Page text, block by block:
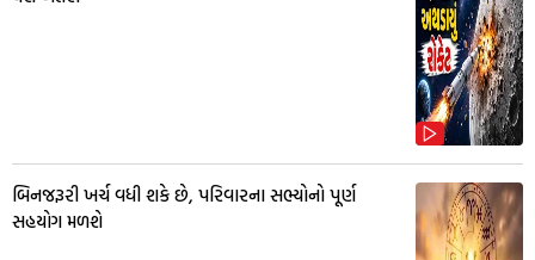
બિનજરૂરી ખર્ચ વધી શકે છે, પરિવારના સભ્યોનો પૂર્ણ
સહયોગ મળશે